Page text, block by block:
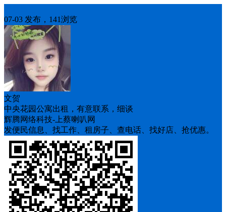
07-03 发布，141浏览
文贺
中央花园公寓出租，有意联系，细谈
辉腾网络科技-上蔡喇叭网
发便民信息、找工作、租房子、查电话、找好店、抢优惠。